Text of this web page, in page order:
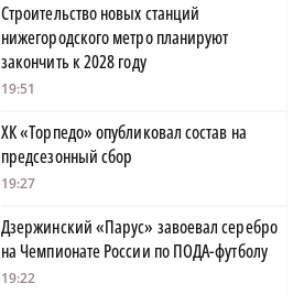
Строительство новых станций
нижегородского метро планируют
закончить к 2028 году
19:51
ХК «Торпедо» опубликовал состав на
предсезонный сбор
19:27
Дзержинский «Парус» завоевал серебро
на Чемпионате России по ПОДА-футболу
19:22